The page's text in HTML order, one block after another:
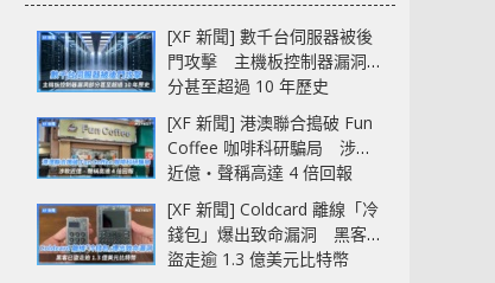
[XF 新聞] 數千台伺服器被後
門攻擊 主機板控制器漏洞部
分甚至超過 10 年歷史
[XF 新聞] 港澳聯合搗破 Fun
Coffee 咖啡科研騙局 涉款
近億‧聲稱高達 4 倍回報
[XF 新聞] Coldcard 離線「冷
錢包」爆出致命漏洞 黑客已
盜走逾 1.3 億美元比特幣